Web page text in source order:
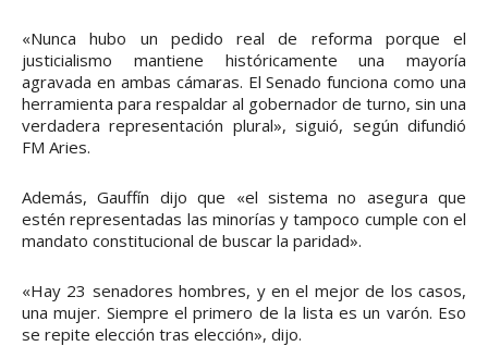
«Nunca hubo un pedido real de reforma porque el
justicialismo mantiene históricamente una mayoría
agravada en ambas cámaras. El Senado funciona como una
herramienta para respaldar al gobernador de turno, sin una
verdadera representación plural», siguió, según difundió
FM Aries.
Además, Gauffín dijo que «el sistema no asegura que
estén representadas las minorías y tampoco cumple con el
mandato constitucional de buscar la paridad».
«Hay 23 senadores hombres, y en el mejor de los casos,
una mujer. Siempre el primero de la lista es un varón. Eso
se repite elección tras elección», dijo.